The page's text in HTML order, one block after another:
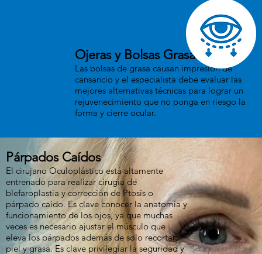
Párpados Caídos
El cirujano Oculoplástico está altamente
entrenado para realizar cirugía de
blefaroplastia y corrección de Ptosis o
párpado caído. Es clave conocer la anatomía y
funcionamiento de los ojos, ya que muchas
veces es necesario ajustar el músculo que
eleva los párpados además de solo recortar
piel y grasa. Es clave privilegiar la seguridad y
Ojeras y Bolsas Grasas
Las bolsas de grasa causan impresión de
cansancio y el especialista debe evaluar las
mejores alternativas técnicas para lograr un
rejuvenecimiento que no ponga en riesgo la
forma y cierre ocular.